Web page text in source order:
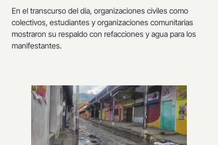
En el transcurso del día, organizaciones civiles como
colectivos, estudiantes y organizaciones comunitarias
mostraron su respaldo con refacciones y agua para los
manifestantes.